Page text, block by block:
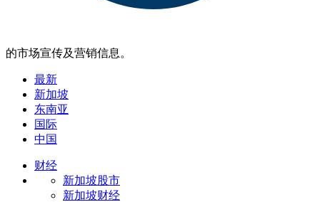
的市场宣传及营销信息。
最新
新加坡
东南亚
国际
中国
财经
新加坡股市
新加坡财经